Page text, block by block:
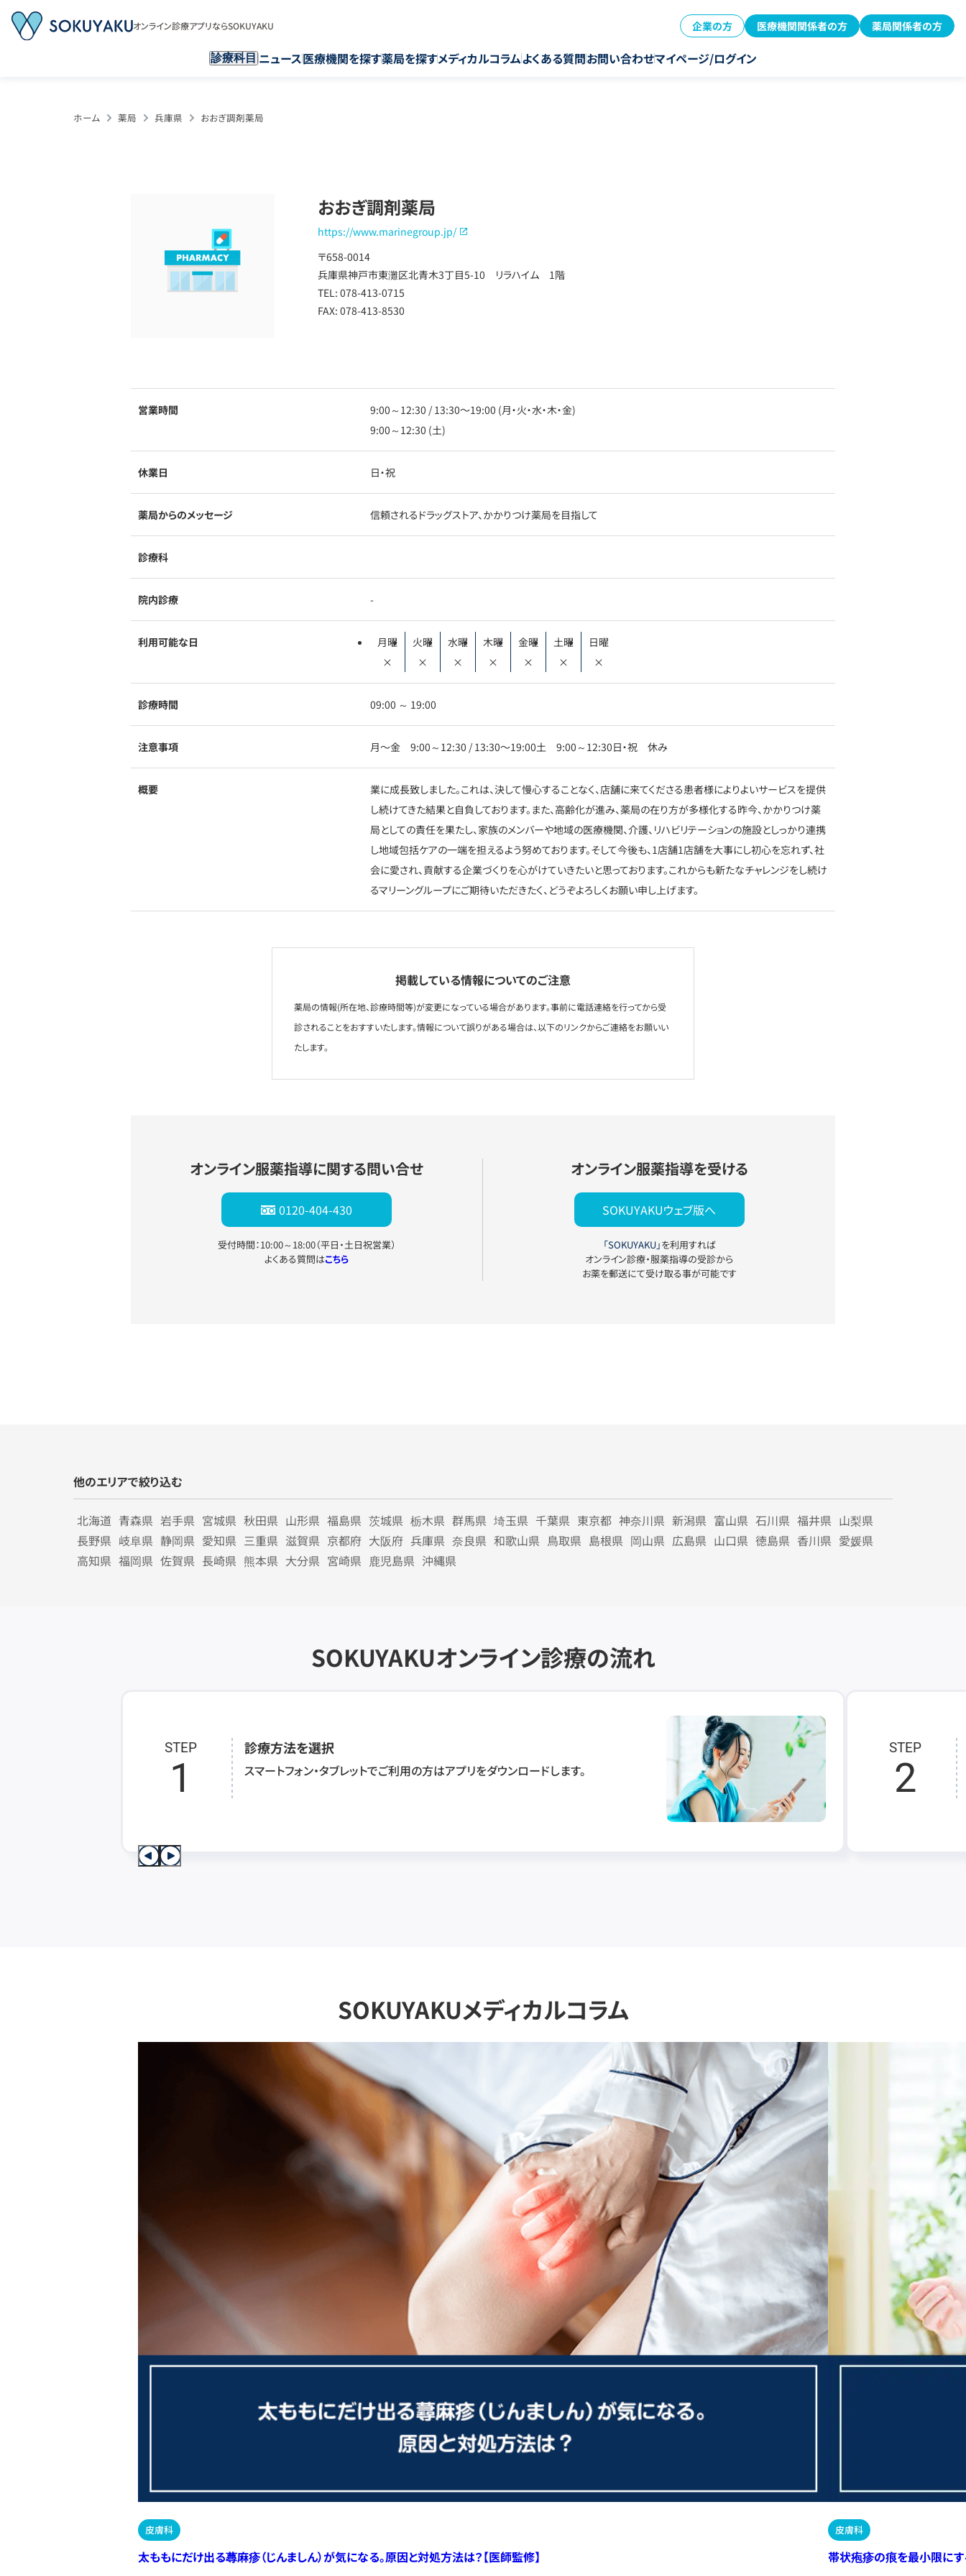
オンライン診療アプリならSOKUYAKU 企業の方 医療機関関係者の方 薬局関係者の方
診療科目 ニュース医療機関を探す薬局を探すメディカルコラムよくある質問お問い合わせマイページ/ログイン
ホーム 薬局 兵庫県 おおぎ調剤薬局
おおぎ調剤薬局
https://www.marinegroup.jp/
〒658-0014
兵庫県神戸市東灘区北青木3丁目5-10 リラハイム 1階
TEL: 078-413-0715
FAX: 078-413-8530
営業時間
9:00～12:30 / 13:30〜19:00 (月・火・水・木・金)
9:00～12:30 (土)
休業日 日・祝
薬局からのメッセージ 信頼されるドラッグストア、かかりつけ薬局を目指して
診療科
院内診療 -
利用可能な日
月曜
×
火曜
×
水曜
×
木曜
×
金曜
×
土曜
×
日曜
×
診療時間 09:00 ～ 19:00
注意事項 月〜金 9:00～12:30 / 13:30〜19:00土 9:00～12:30日・祝 休み
概要
業に成長致しました。これは、決して慢心することなく、店舗に来てくださる患者様によりよいサービスを提供
し続けてきた結果と自負しております。また、高齢化が進み、薬局の在り方が多様化する昨今、かかりつけ薬
局としての責任を果たし、家族のメンバーや地域の医療機関、介護、リハビリテーションの施設としっかり連携
し地域包括ケアの一端を担えるよう努めております。そして今後も、1店舗1店舗を大事にし初心を忘れず、社
会に愛され、貢献する企業づくりを心がけていきたいと思っております。これからも新たなチャレンジをし続け
るマリーングループにご期待いただきたく、どうぞよろしくお願い申し上げます。
掲載している情報についてのご注意
薬局の情報(所在地、診療時間等)が変更になっている場合があります。事前に電話連絡を行ってから受
診されることをおすすいたします。情報について誤りがある場合は、以下のリンクからご連絡をお願いい
たします。
オンライン服薬指導に関する問い合せ
0120-404-430
受付時間：10:00～18:00（平日・土日祝営業）
よくある質問はこちら
オンライン服薬指導を受ける
SOKUYAKUウェブ版へ
「SOKUYAKU」を利用すれば
オンライン診療・服薬指導の受診から
お薬を郵送にて受け取る事が可能です
他のエリアで絞り込む
北海道 青森県 岩手県 宮城県 秋田県 山形県 福島県 茨城県 栃木県 群馬県 埼玉県 千葉県 東京都 神奈川県 新潟県 富山県 石川県 福井県 山梨県
長野県 岐阜県 静岡県 愛知県 三重県 滋賀県 京都府 大阪府 兵庫県 奈良県 和歌山県 鳥取県 島根県 岡山県 広島県 山口県 徳島県 香川県 愛媛県
高知県 福岡県 佐賀県 長崎県 熊本県 大分県 宮崎県 鹿児島県 沖縄県
SOKUYAKUオンライン診療の流れ
STEP
1
診療方法を選択
スマートフォン・タブレットでご利用の方はアプリをダウンロードします。
STEP
2
SOKUYAKUメディカルコラム
皮膚科
太ももにだけ出る蕁麻疹（じんましん）が気になる。原因と対処方法は？【医師監修】
皮膚科
帯状疱疹の痕を最小限にす